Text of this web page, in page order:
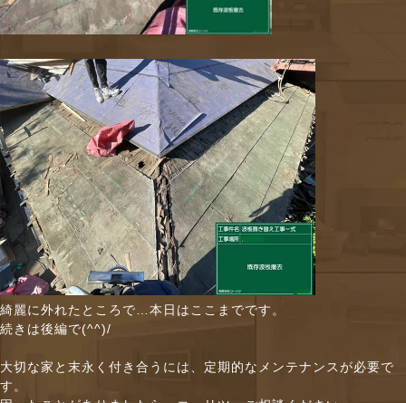
綺麗に外れたところで…本日はここまでです。
続きは後編で(^^)/
大切な家と末永く付き合うには、定期的なメンテナンスが必要で
す。